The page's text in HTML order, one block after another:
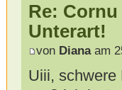
Re:
Unterart!
von Dianaam
Uiii, schwere